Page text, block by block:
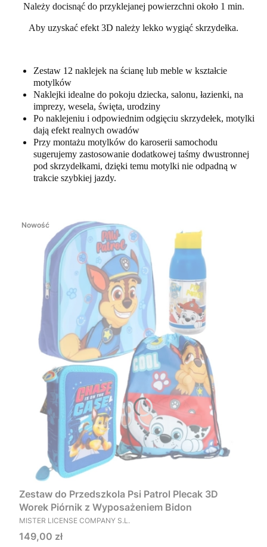
Należy docisnąć do przyklejanej powierzchni około 1 min.
Aby uzyskać efekt 3D należy lekko wygiąć skrzydełka.
Zestaw 12 naklejek na ścianę lub meble w kształcie
motylków
Naklejki idealne do pokoju dziecka, salonu, łazienki, na
imprezy, wesela, święta, urodziny
Po naklejeniu i odpowiednim odgięciu skrzydełek, motylki
dają efekt realnych owadów
Przy montażu motylków do karoserii samochodu
sugerujemy zastosowanie dodatkowej taśmy dwustronnej
pod skrzydełkami, dzięki temu motylki nie odpadną w
trakcie szybkiej jazdy.
Nowość
Zestaw do Przedszkola Psi Patrol Plecak 3D
Worek Piórnik z Wyposażeniem Bidon
PRODUCENT
MISTER LICENSE COMPANY S.L.
Cena
149,00 zł